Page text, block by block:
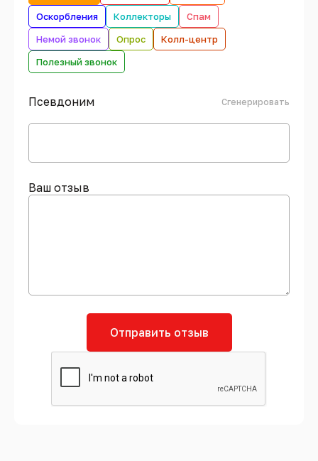
Оскорбления
Коллекторы
Спам
Немой звонок
Опрос
Колл-центр
Полезный звонок
Псевдоним Сгенерировать
Ваш отзыв
Отправить отзыв